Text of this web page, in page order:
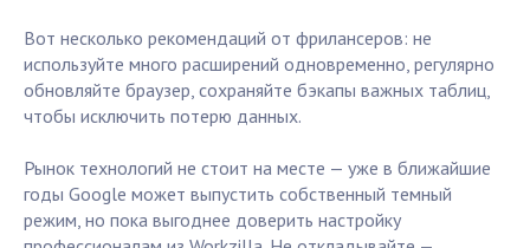
Вот несколько рекомендаций от фрилансеров: не
используйте много расширений одновременно, регулярно
обновляйте браузер, сохраняйте бэкапы важных таблиц,
чтобы исключить потерю данных.
Рынок технологий не стоит на месте — уже в ближайшие
годы Google может выпустить собственный темный
режим, но пока выгоднее доверить настройку